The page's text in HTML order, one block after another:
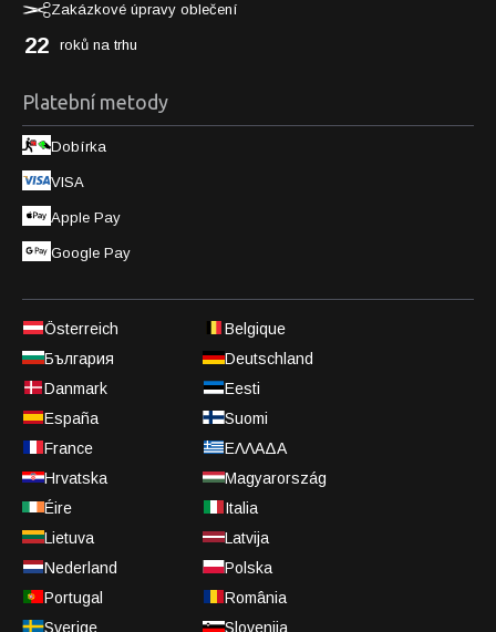
Zakázkové úpravy oblečení
22 roků na trhu
Platební metody
Dobírka
VISA
Apple Pay
Google Pay
Österreich
Belgique
България
Deutschland
Danmark
Eesti
España
Suomi
France
ΕΛΛΑΔΑ
Hrvatska
Magyarország
Éire
Italia
Lietuva
Latvija
Nederland
Polska
Portugal
România
Sverige
Slovenija